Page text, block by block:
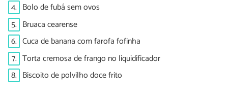
4. Bolo de fubá sem ovos
5. Bruaca cearense
6. Cuca de banana com farofa fofinha
7. Torta cremosa de frango no liquidificador
8. Biscoito de polvilho doce frito